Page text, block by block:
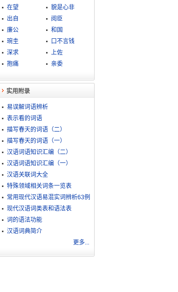
在望
貌是心非
出自
阅臣
廉公
和国
琬圭
口不言钱
深求
上佐
抱痛
亲委
实用附录
易误解词语辨析
表示看的词语
描写春天的词语（二）
描写春天的词语（一）
汉语词语知识汇编（二）
汉语词语知识汇编（一）
汉语关联词大全
特殊领域相关词条一览表
常用现代汉语易混实词辨析63例
现代汉语词类表和语法表
词的语法功能
汉语词典简介
更多...